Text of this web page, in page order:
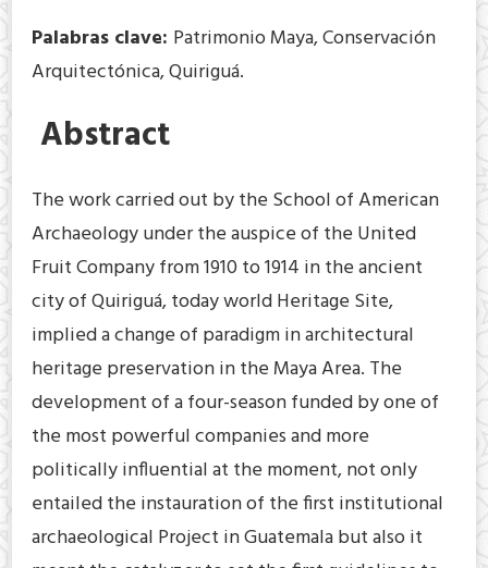
Palabras clave: Patrimonio Maya, Conservación
Arquitectónica, Quiriguá.
Abstract
The work carried out by the School of American
Archaeology under the auspice of the United
Fruit Company from 1910 to 1914 in the ancient
city of Quiriguá, today world Heritage Site,
implied a change of paradigm in architectural
heritage preservation in the Maya Area. The
development of a four-season funded by one of
the most powerful companies and more
politically influential at the moment, not only
entailed the instauration of the first institutional
archaeological Project in Guatemala but also it